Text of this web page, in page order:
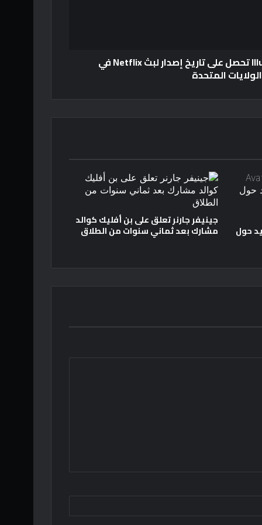
"الهجرة" من Illumination تحصل على تاريخ إصدار لبث Netflix في
الولايات المتحدة
حول
جينيفر جارنر تعلق على بن أفليك كوالد
مشارك بعد ثماني سنوات من الطلاق